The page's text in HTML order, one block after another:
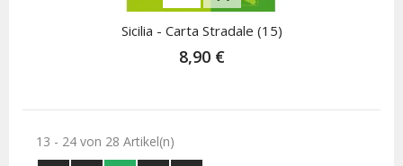
Sicilia - Carta Stradale (15)
8,90 €
13 - 24 von 28 Artikel(n)